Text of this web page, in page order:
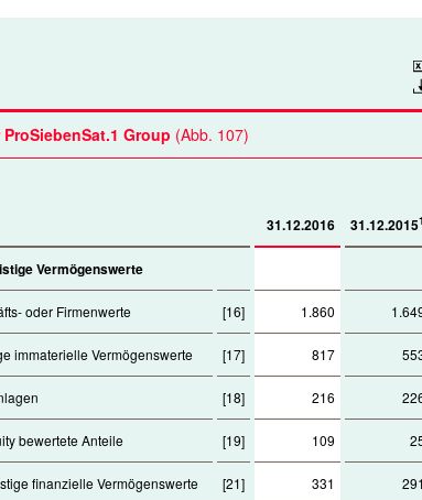
Group (Abb. 107)
31.12.2016 31.12.20151
Vermögenswerte
oder Firmenwerte [16] 1.860
immaterielle Vermögenswerte [17] 817
[18] 216
bewertete Anteile [19] 109
finanzielle Vermögenswerte [21] 331 291